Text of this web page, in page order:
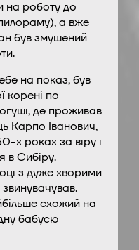
на роботу до
а вже
був змушений
на показ, був
корені по
де проживав
Карпо Іванович,
х роках за віру і
в Сибіру.
з дуже хворими
схожий на
бабусю